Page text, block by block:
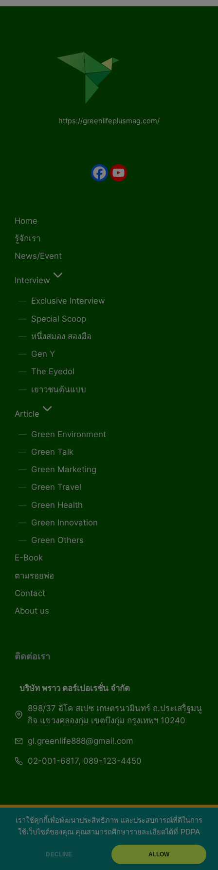
เราใช้คุกกี้เพื่อพัฒนาประสิทธิภาพ และประสบการณ์ที่ดีในการ
ใช้เว็บไซต์ของคุณ คุณสามารถศึกษารายละเอียดได้ที่ PDPA
DECLINE ALLOW
https://greenlifeplusmag.com/
Home
รู้จักเรา
News/Event
Interview
Exclusive Interview
Special Scoop
หนึ่งสมอง สองมือ
Gen Y
The Eyedol
เยาวชนต้นแบบ
Article
Green Environment
Green Talk
Green Marketing
Green Travel
Green Health
Green Innovation
Green Others
E-Book
ตามรอยพ่อ
Contact
About us
ติดต่อเรา
บริษัท พราว คอร์เปอเรชั่น จำกัด
898/37 อีโค สเปซ เกษตรนวมินทร์ ถ.ประเสริฐมนู
กิจ แขวงคลองกุ่ม เขตบึงกุ่ม กรุงเทพฯ 10240
gl.greenlife888@gmail.com
02-001-6817, 089-123-4450
Copyright 2026 — Green Life Plus mag | กรีน
ไลฟ์พลัส หนังสือมีชีวิต
facebookyoutube